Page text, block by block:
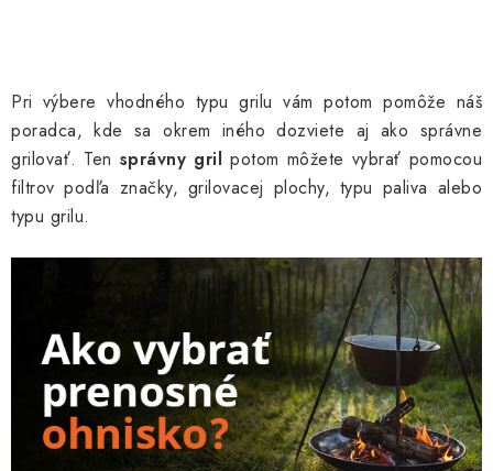
l
á
d
a
c
i
e
Pri výbere vhodného typu grilu vám potom pomôže náš
poradca, kde sa okrem iného dozviete aj ako správne
grilovať. Ten správny gril potom môžete vybrať pomocou
filtrov podľa značky, grilovacej plochy, typu paliva alebo
typu grilu.